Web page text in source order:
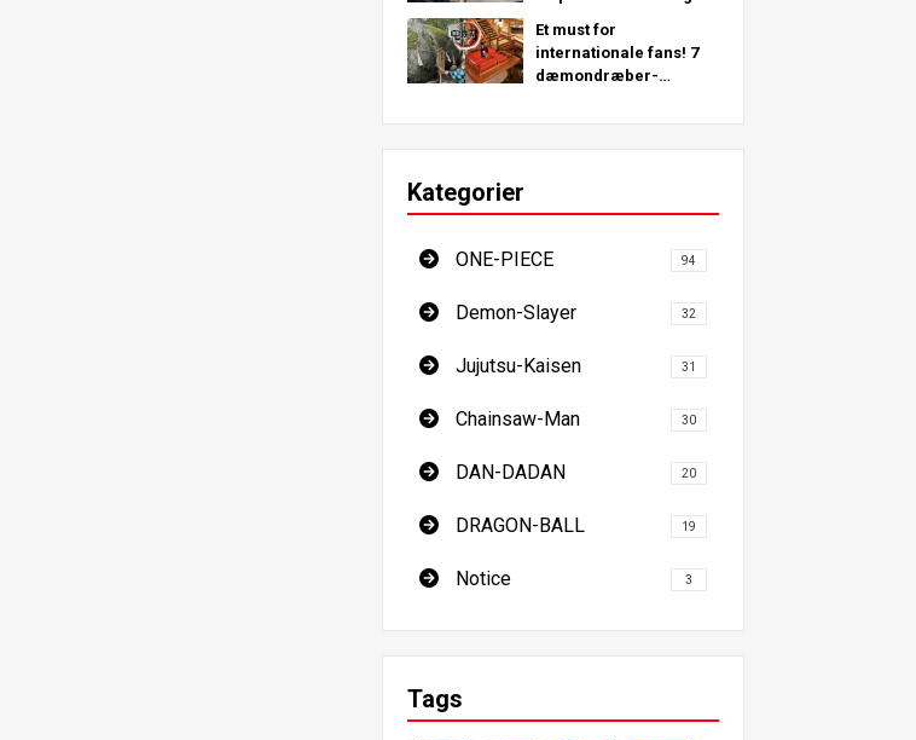
verden!
Et must for
internationale fans! 7
dæmondræber-
Kategorier
ONE-PIECE 94
Demon-Slayer 32
Jujutsu-Kaisen 31
Chainsaw-Man 30
DAN-DADAN 20
DRAGON-BALL 19
Notice 3
Tags